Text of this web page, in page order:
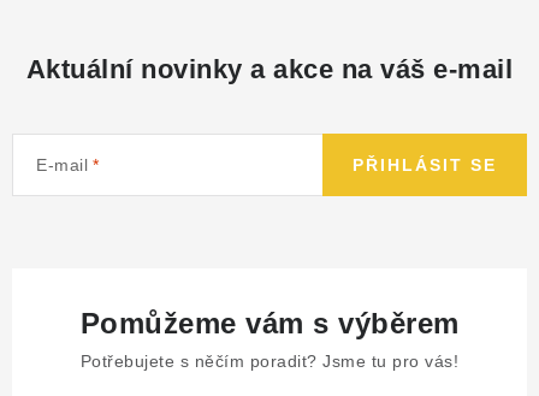
Aktuální novinky a akce na váš e-mail
E-mail PŘIHLÁSIT SE
Pomůžeme vám s výběrem
Potřebujete s něčím poradit? Jsme tu pro vás!